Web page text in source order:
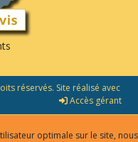
réservés. Site réalisé avec
Accès gérant
optimale sur le site, nous